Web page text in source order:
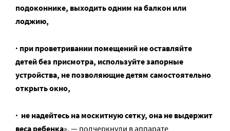
подоконнике, выходить одним на балкон или
лоджию,
· при проветривании помещений не оставляйте
детей без присмотра, используйте запорные
устройства, не позволяющие детям самостоятельно
открыть окно,
· не надейтесь на москитную сетку, она не выдержит
веса ребенка», — подчеркнули в аппарате